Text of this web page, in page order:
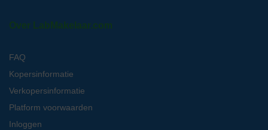
Over LabMakelaar.com
FAQ
Kopersinformatie
Verkopersinformatie
Platform voorwaarden
Inloggen